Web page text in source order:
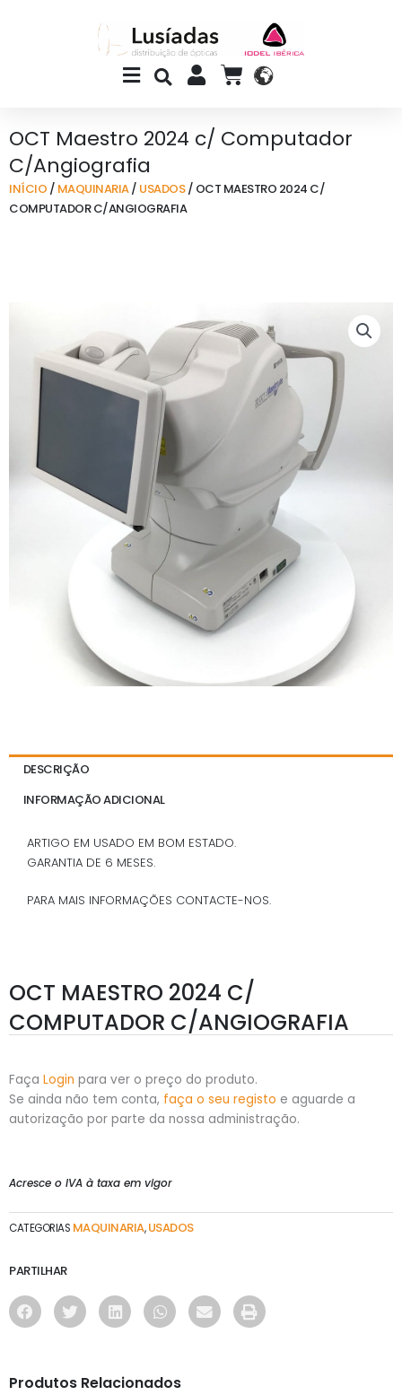
Main
Menu
CART
OCT Maestro 2024 c/ Computador
C/Angiografia
INÍCIO / MAQUINARIA/ USADOS/ OCT MAESTRO 2024 C/
COMPUTADOR C/ANGIOGRAFIA
DESCRIÇÃO
INFORMAÇÃO ADICIONAL
ARTIGO EM USADO EM BOM ESTADO.
GARANTIA DE 6 MESES.
PARA MAIS INFORMAÇÕES CONTACTE-NOS.
OCT MAESTRO 2024 C/
COMPUTADOR C/ANGIOGRAFIA
Faça Login para ver o preço do produto.
Se ainda não tem conta, faça o seu registo e aguarde a
autorização por parte da nossa administração.
Acresce o IVA à taxa em vigor
CATEGORIAS MAQUINARIA,USADOS
PARTILHAR
Produtos Relacionados